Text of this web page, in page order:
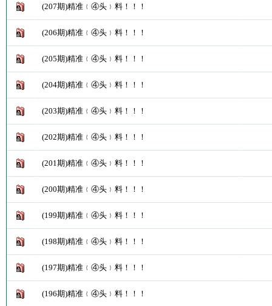
(207期)精准﹛④头﹜料！！！
(206期)精准﹛④头﹜料！！！
(205期)精准﹛④头﹜料！！！
(204期)精准﹛④头﹜料！！！
(203期)精准﹛④头﹜料！！！
(202期)精准﹛④头﹜料！！！
(201期)精准﹛④头﹜料！！！
(200期)精准﹛④头﹜料！！！
(199期)精准﹛④头﹜料！！！
(198期)精准﹛④头﹜料！！！
(197期)精准﹛④头﹜料！！！
(196期)精准﹛④头﹜料！！！